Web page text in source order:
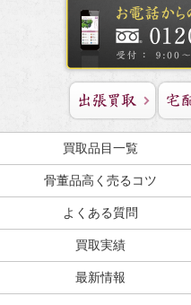
買取品目一覧
骨董品高く売るコツ
よくある質問
買取実績
最新情報